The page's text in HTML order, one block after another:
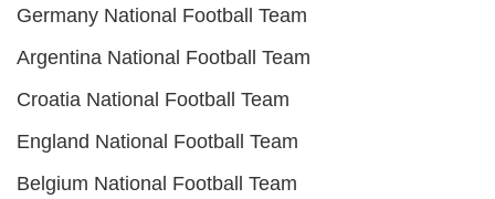
Germany National Football Team
Argentina National Football Team
Croatia National Football Team
England National Football Team
Belgium National Football Team